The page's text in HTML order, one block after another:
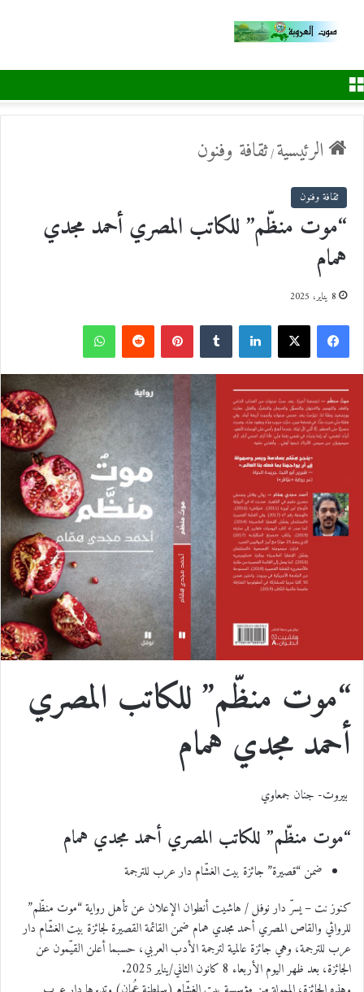
الرئيسية/ثقافة وفنون
ثقافة وفنون
“موت منظّم” للكاتب المصري أحمد مجدي
همام
8 يناير، 2025
ي
س
ب
و
ك
X
ي
ن
ك
د
إ
ن
T
u
m
b
l
r
ي
ن
ت
ي
ر
ي
س
ت
R
e
d
d
i
t
ا
ت
س
ا
ب
“موت منظّم” للكاتب المصري
أحمد مجدي همام
بيروت- جنان جمعاوي
“موت منظّم” للكاتب المصري أحمد مجدي همام
ضمن “قصيرة” جائزة بيت الغشّام دار عرب للترجمة
كنوز نت – يسرّ دار نوفل / هاشيت أنطوان الإعلان عن تأهل رواية “موت منظّم”
للروائي والقاص المصري أحمد مجدي همام ضمن القائمة القصيرة لجائزة بيت الغشّام دار
عرب للترجمة، وهي جائزة عالمية لترجمة الأدب العربي، حسبما أعلن القيّمون عن
الجائزة، بعد ظهر اليوم الأربعاء 8 كانون الثاني/يناير 2025.